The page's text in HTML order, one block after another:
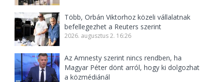
Több, Orbán Viktorhoz közeli vállalatnak
befellegezhet a Reuters szerint
2026. augusztus 2. 16:26
Az Amnesty szerint nincs rendben, ha
Magyar Péter dönt arról, hogy ki dolgozhat
a közmédiánál